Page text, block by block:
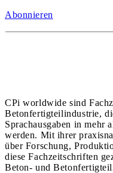
Abonnieren
CPi worldwide sind
Betonfertigteilindustrie,
Sprachausgaben in mehr
werden. Mit ihrer
über Forschung,
diese Fachzeitschriften
Beton- und